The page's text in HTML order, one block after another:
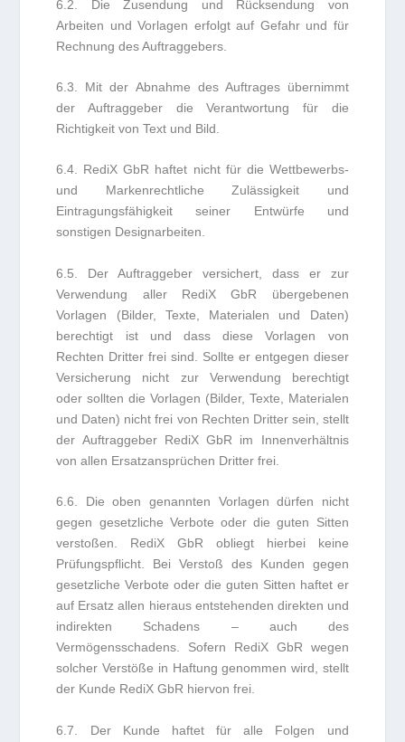
6.2. Die Zusendung und Rücksendung von
Arbeiten und Vorlagen erfolgt auf Gefahr und für
Rechnung des Auftraggebers.
6.3. Mit der Abnahme des Auftrages übernimmt
der Auftraggeber die Verantwortung für die
Richtigkeit von Text und Bild.
6.4. RediX GbR haftet nicht für die Wettbewerbs-
und Markenrechtliche Zulässigkeit und
Eintragungsfähigkeit seiner Entwürfe und
sonstigen Designarbeiten.
6.5. Der Auftraggeber versichert, dass er zur
Verwendung aller RediX GbR übergebenen
Vorlagen (Bilder, Texte, Materialen und Daten)
berechtigt ist und dass diese Vorlagen von
Rechten Dritter frei sind. Sollte er entgegen dieser
Versicherung nicht zur Verwendung berechtigt
oder sollten die Vorlagen (Bilder, Texte, Materialen
und Daten) nicht frei von Rechten Dritter sein, stellt
der Auftraggeber RediX GbR im Innenverhältnis
von allen Ersatzansprüchen Dritter frei.
6.6. Die oben genannten Vorlagen dürfen nicht
gegen gesetzliche Verbote oder die guten Sitten
verstoßen. RediX GbR obliegt hierbei keine
Prüfungspflicht. Bei Verstoß des Kunden gegen
gesetzliche Verbote oder die guten Sitten haftet er
auf Ersatz allen hieraus entstehenden direkten und
indirekten Schadens – auch des
Vermögensschadens. Sofern RediX GbR wegen
solcher Verstöße in Haftung genommen wird, stellt
der Kunde RediX GbR hiervon frei.
6.7. Der Kunde haftet für alle Folgen und